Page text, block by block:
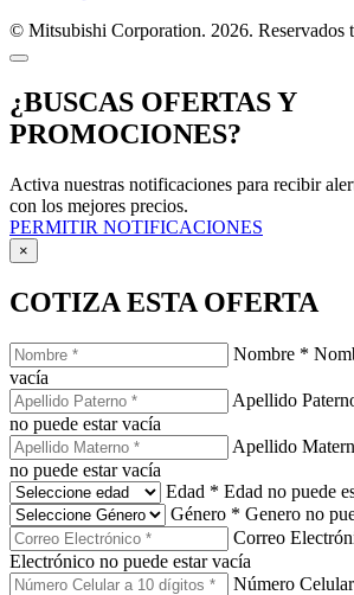
© Mitsubishi Corporation. 2026. Reservados
¿BUSCAS OFERTAS Y
PROMOCIONES?
Activa nuestras notificaciones para recibir
con los mejores precios.
PERMITIR NOTIFICACIONES
×
COTIZA ESTA OFERTA
Nombre *
vacía
Apellido
no puede estar vacía
Apellido
no puede estar vacía
Edad * Edad no puede
Género * Genero no
Correo
Electrónico no puede estar vacía
Número Celular